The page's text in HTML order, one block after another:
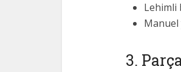
Lehimli
3.